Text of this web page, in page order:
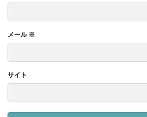
メール ※
サイト